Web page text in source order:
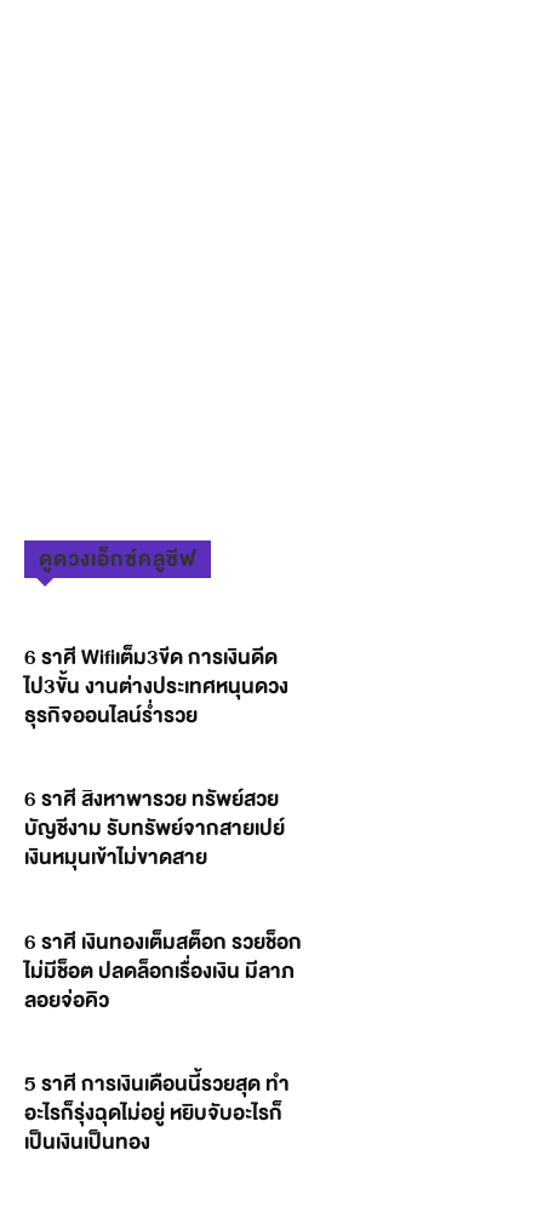
ดูดวงเอ็กซ์คลูซีฟ
6 ราศี Wifiเต็ม3ขีด การเงินดีด
ไป3ขั้น งานต่างประเทศหนุนดวง
ธุรกิจออนไลน์ร่ำรวย
6 ราศี สิงหาพารวย ทรัพย์สวย
บัญชีงาม รับทรัพย์จากสายเปย์
เงินหมุนเข้าไม่ขาดสาย
6 ราศี เงินทองเต็มสต็อก รวยช็อก
ไม่มีช็อต ปลดล็อกเรื่องเงิน มีลาภ
ลอยจ่อคิว
5 ราศี การเงินเดือนนี้รวยสุด ทำ
อะไรก็รุ่งฉุดไม่อยู่ หยิบจับอะไรก็
เป็นเงินเป็นทอง